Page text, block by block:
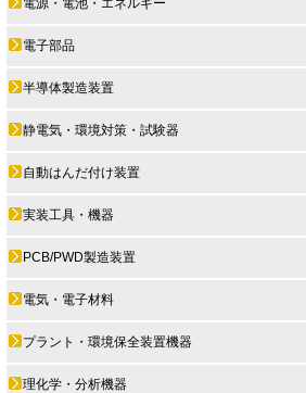
電源・電池・エネルギー
電子部品
半導体製造装置
静電気・環境対策・試験器
自動はんだ付け装置
実装工具・機器
PCB/PWD製造装置
電気・電子材料
プラント・環境保全装置機器
理化学・分析機器